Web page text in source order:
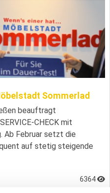
Sommerlad
beauftragt
CHECK mit
Ab Februar setzt die
auf stetig steigende
6364